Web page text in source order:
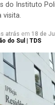
do Instituto
visita.
atrás em 18 de
do Sul | TDS